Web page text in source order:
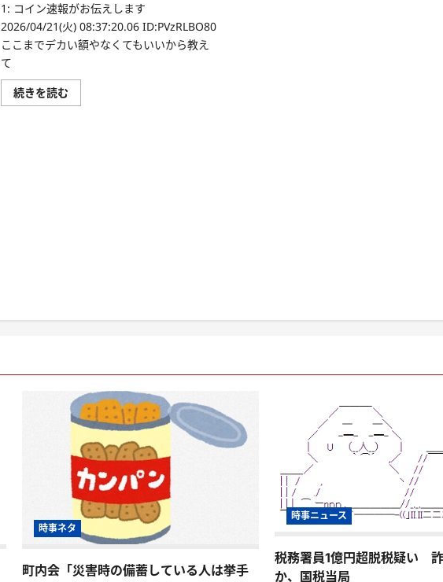
1: コイン速報がお伝えします
2026/04/21(火) 08:37:20.06 ID:PVzRLBO80
ここまでデカい額やなくてもいいから教え
て
続きを読む
時事ネタ
町内会「災害時の備蓄している人は挙手
時事ニュース
税務署員1億円超脱税疑い
か、国税当局